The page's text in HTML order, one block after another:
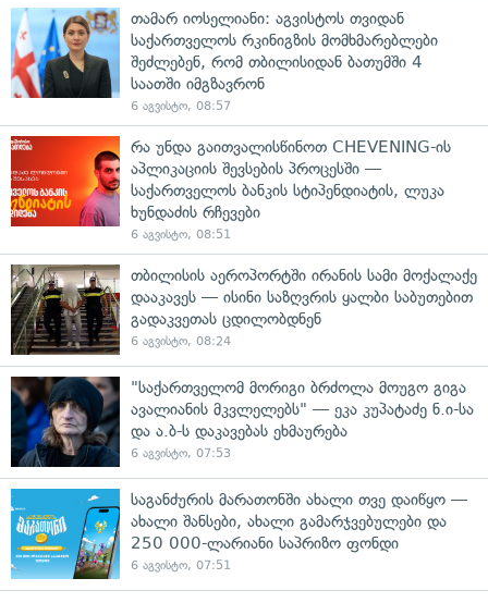
თამარ იოსელიანი: აგვისტოს თვიდან
საქართველოს რკინიგზის მომხმარებლები
შეძლებენ, რომ თბილისიდან ბათუმში 4
საათში იმგზავრონ
6 აგვისტო, 08:57
რა უნდა გაითვალისწინოთ CHEVENING-ის
აპლიკაციის შევსების პროცესში —
საქართველოს ბანკის სტიპენდიატის, ლუკა
ხუნდაძის რჩევები
6 აგვისტო, 08:51
თბილისის აეროპორტში ირანის სამი მოქალაქე
დააკავეს — ისინი საზღვრის ყალბი საბუთებით
გადაკვეთას ცდილობდნენ
6 აგვისტო, 08:24
"საქართველომ მორიგი ბრძოლა მოუგო გიგა
ავალიანის მკვლელებს" — ეკა კუპატაძე ნ.ი-სა
და ა.ბ-ს დაკავებას ეხმაურება
6 აგვისტო, 07:53
საგანძურის მარათონში ახალი თვე დაიწყო —
ახალი შანსები, ახალი გამარჯვებულები და
250 000-ლარიანი საპრიზო ფონდი
6 აგვისტო, 07:51